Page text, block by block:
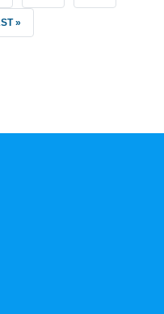
PAGE
»